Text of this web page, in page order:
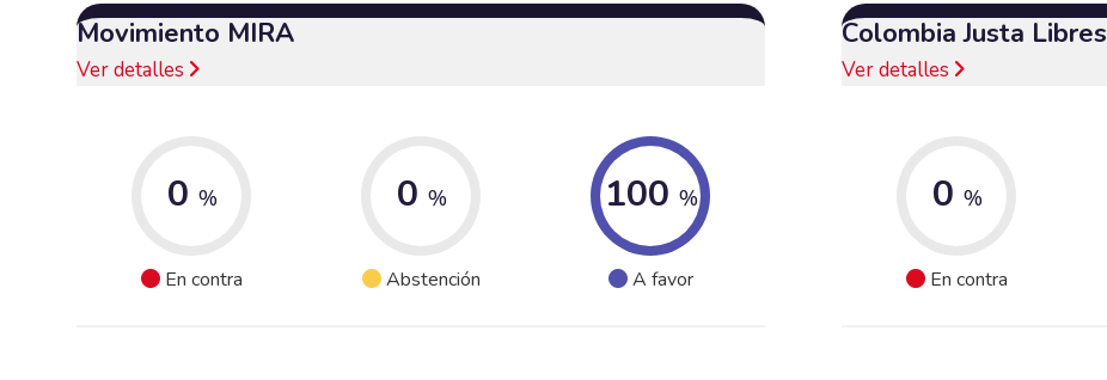
Movimiento MIRA
Ver detalles
0 %
En contra
0 %
Abstención
100 %
A favor
Colombia Justa Libres
Ver detalles
0 %
En contra